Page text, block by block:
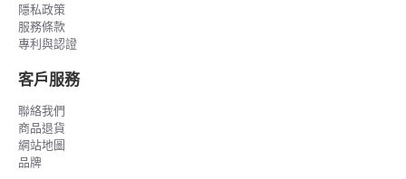
隱私政策
服務條款
專利與認證
客戶服務
聯絡我們
商品退貨
網站地圖
品牌